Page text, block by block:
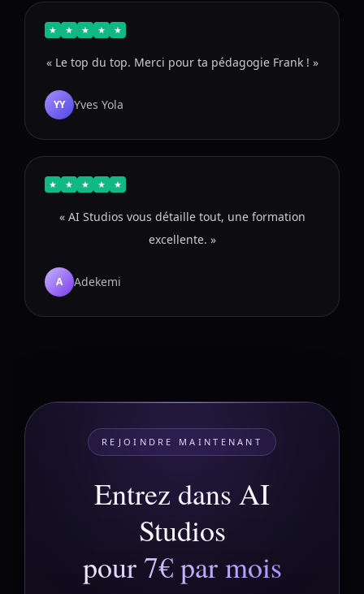
★ ★ ★ ★ ★
« Le top du top. Merci pour ta pédagogie Frank ! »
YY Yves Yola
★ ★ ★ ★ ★
« AI Studios vous détaille tout, une formation
excellente. »
A Adekemi
REJOINDRE MAINTENANT
Entrez dans AI
Studios
pour 7€ par mois